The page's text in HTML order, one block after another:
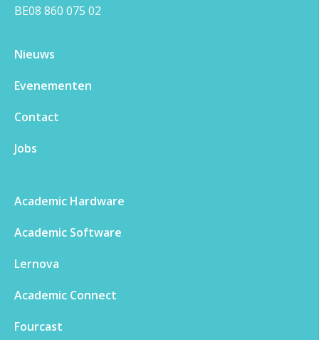
BE08 860 075 02
Nieuws
Evenementen​
Contact
Jobs
Academic Hardware
Academic Software
Lernova
Academic Connect
Fourcast